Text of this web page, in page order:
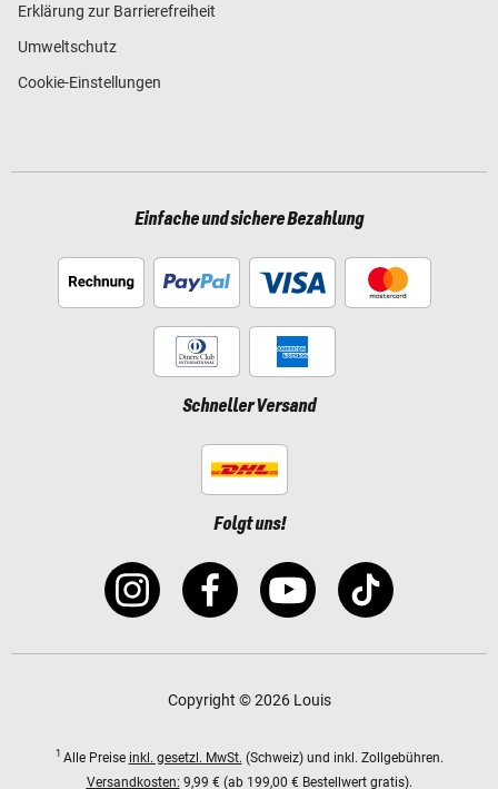
Erklärung zur Barrierefreiheit
Umweltschutz
Cookie-Einstellungen
Einfache und sichere Bezahlung
Schneller Versand
Folgt uns!
Copyright © 2026 Louis
1 Alle Preise inkl. gesetzl. MwSt. (Schweiz) und inkl. Zollgebühren.
Versandkosten: 9,99 € (ab 199,00 € Bestellwert gratis).